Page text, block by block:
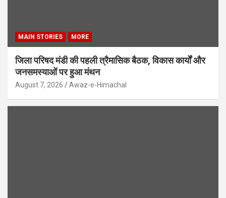
MAIN STORIES MORE
जिला परिषद मंडी की पहली त्रैमासिक बैठक, विकास कार्यों और
जनसमस्याओं पर हुआ मंथन
August 7, 2026 Awaz-e-Himachal